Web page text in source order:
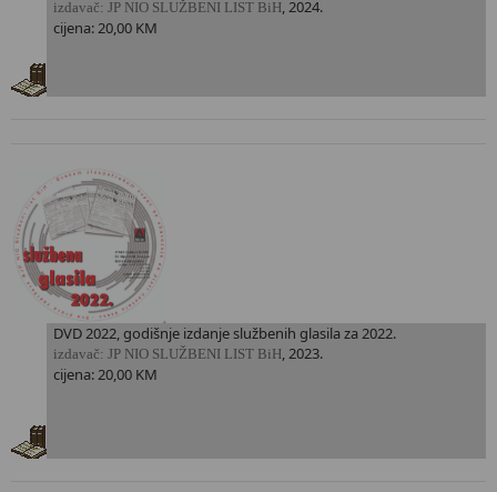
izdavač: JP NIO SLUŽBENI LIST BiH, 2024.
cijena: 20,00 KM
DVD 2022, godišnje izdanje službenih glasila za 2022.
izdavač: JP NIO SLUŽBENI LIST BiH, 2023.
cijena: 20,00 KM